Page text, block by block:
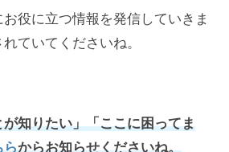
役に立つ情報を発信していきま
ていてくださいね。
知りたい」「ここに困ってま
らからお知らせくださいね。